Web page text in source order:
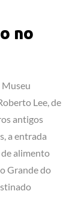
no
Museu
Lee, de
antigos
a entrada
de alimento
Grande do